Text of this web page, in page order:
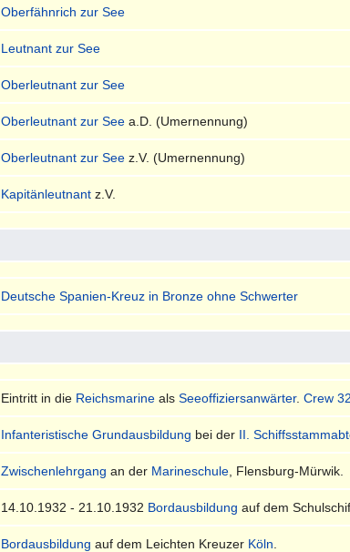
Oberfähnrich zur See
Leutnant zur See
Oberleutnant zur See
Oberleutnant zur See a.D. (Umernennung)
Oberleutnant zur See z.V. (Umernennung)
Kapitänleutnant z.V.
Deutsche Spanien-Kreuz in Bronze ohne Schwerter
Eintritt in die Reichsmarine alsSeeoffiziersanwärter.Crew 32
Infanteristische Grundausbildung bei der II.
Zwischenlehrgang an der Marineschule , Flensburg-Mürwik.
14.10.1932 - 21.10.1932 Bordausbildung auf dem
Bordausbildung auf dem Leichten Kreuzer Köln